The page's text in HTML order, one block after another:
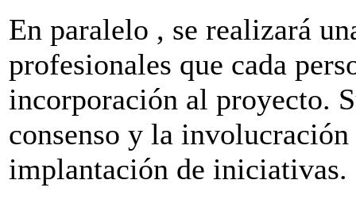
En paralelo , se realizará
profesionales que cada
incorporación al proyecto.
consenso y la
implantación de iniciativas.